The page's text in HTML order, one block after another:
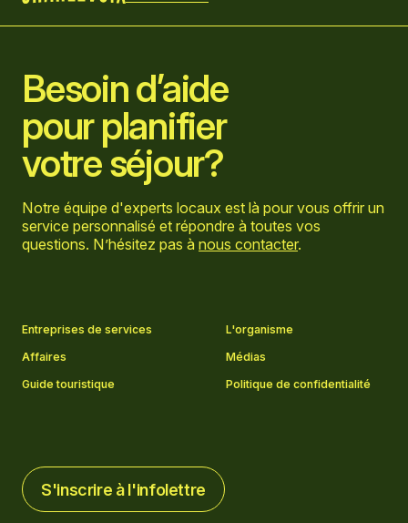
Besoin d’aide
pour planifier
votre séjour?
Notre équipe d'experts locaux est là pour vous offrir un
service personnalisé et répondre à toutes vos
questions. N’hésitez pas à nous contacter.
Entreprises de services
L'organisme
Affaires
Médias
Guide touristique
Politique de confidentialité
S'inscrire à l'infolettre
S'inscrire à l'infolettre